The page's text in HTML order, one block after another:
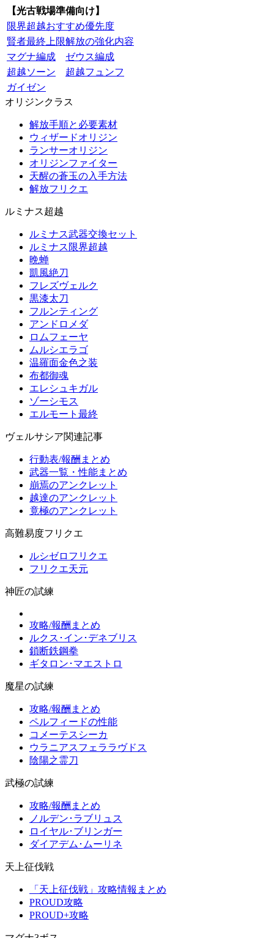
【光古戦場準備向け】
限界超越おすすめ優先度
賢者最終上限解放の強化内容
マグナ編成
ゼウス編成
超越ソーン
超越フュンフ
ガイゼン
オリジンクラス
解放手順と必要素材
ウィザードオリジン
ランサーオリジン
オリジンファイター
天醒の蒼玉の入手方法
解放フリクエ
ルミナス超越
ルミナス武器交換セット
ルミナス限界超越
晩蝉
凱風絶刀
フレズヴェルク
黒漆太刀
フルンティング
アンドロメダ
ロムフェーヤ
ムルシエラゴ
温羅面金色之装
布都御魂
エレシュキガル
ゾーシモス
エルモート最終
ヴェルサシア関連記事
行動表/報酬まとめ
武器一覧・性能まとめ
崩焉のアンクレット
越達のアンクレット
竟極のアンクレット
高難易度フリクエ
ルシゼロフリクエ
フリクエ天元
神匠の試練
攻略/報酬まとめ
ルクス･イン･デネブリス
鎖断鉄鋼拳
ギタロン･マエストロ
魔星の試練
攻略/報酬まとめ
ペルフィードの性能
コメーテスシーカ
ウラニアスフェララヴドス
陰陽之霊刀
武極の試練
攻略/報酬まとめ
ノルデン･ラブリュス
ロイヤル･ブリンガー
ダイアデム･ムーリネ
天上征伐戦
「天上征伐戦」攻略情報まとめ
PROUD攻略
PROUD+攻略